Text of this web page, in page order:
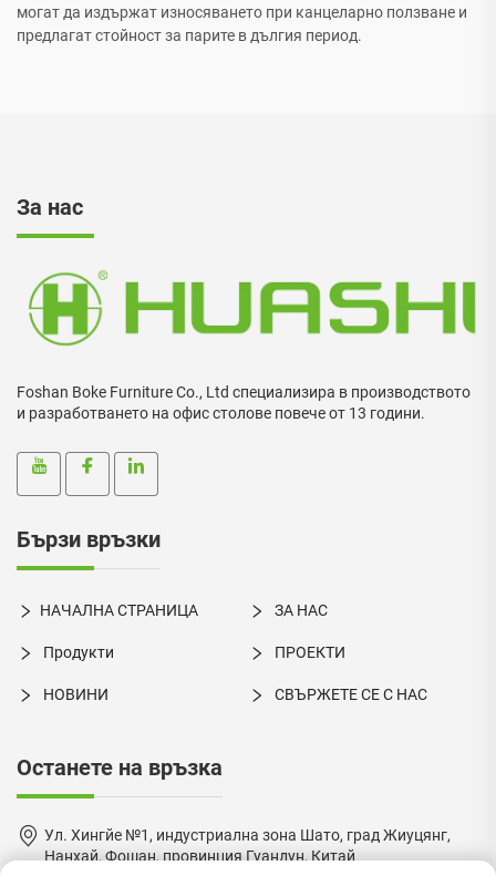
могат да издържат износяването при канцеларно ползване и
предлагат стойност за парите в дългия период.
За нас
Foshan Boke Furniture Co., Ltd специализира в производството
и разработването на офис столове повече от 13 години.
Бързи връзки
НАЧАЛНА СТРАНИЦА ЗА НАС
Продукти ПРОЕКТИ
НОВИНИ СВЪРЖЕТЕ СЕ С НАС
Останете на връзка
Ул. Хингйе №1, индустриална зона Шато, град Жиуцянг,
Нанхай, Фошан, провинция Гуандун, Китай